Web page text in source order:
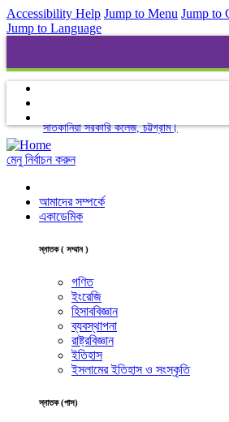
Accessibility Help Jump to Menu Jump to
Jump to Language
সাতকানিয়া সরকারি কলেজ, চট্টগ্রাম।
মেনু নির্বাচন করুন
আমাদের সম্পর্কে
একাডেমিক
স্নাতক ( সম্মান )
গণিত
ইংরেজি
হিসাববিজ্ঞান
ব্যবস্থাপনা
রাষ্ট্রবিজ্ঞান
ইতিহাস
ইসলামের ইতিহাস ও সংস্কৃতি
স্নাতক (পাস)